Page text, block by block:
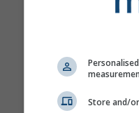
Store and/